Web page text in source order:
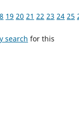
19 20 21 22 23 24 25
search for this